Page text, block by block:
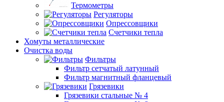
Термометры
Регуляторы
Опрессовщики
Счетчики тепла
Хомуты металлические
Очистка воды
Фильтры
Фильтр сетчатый латунный
Фильтр магнитный фланцевый
Грязевики
Грязевики стальные № 4